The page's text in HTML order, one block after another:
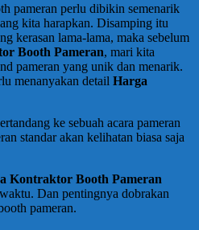
pameran perlu dibikin semenarik
kita harapkan. Disamping itu
kerasan lama-lama, maka sebelum
Booth Pameran, mari kita
pameran yang unik dan menarik.
menanyakan detail Harga
ke sebuah acara pameran
standar akan kelihatan biasa saja
Kontraktor Booth Pameran
Dan pentingnya dobrakan
pameran.